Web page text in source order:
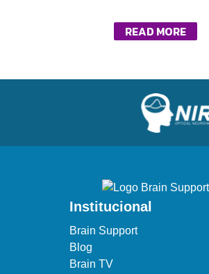
READ MORE
Institucional
Brain Support
Blog
Brain TV